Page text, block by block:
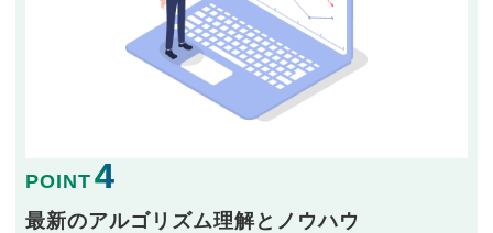
POINT 4
最新のアルゴリズム理解とノウハウ